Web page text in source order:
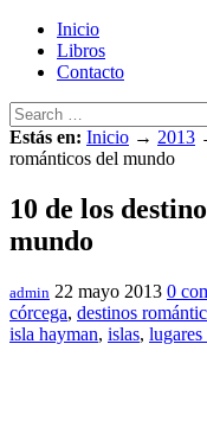
Inicio
Libros
Contacto
Estás en: Inicio → 2013
románticos del mundo
10 de los
mundo
admin 22 mayo 2013 0
córcega, destinos
isla hayman, islas,